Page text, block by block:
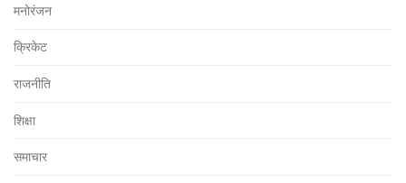
मनोरंजन
क्रिकेट
राजनीति
शिक्षा
समाचार